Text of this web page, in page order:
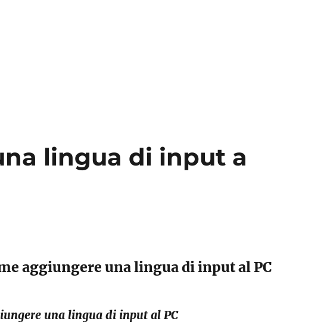
lingua di input a
aggiungere una lingua di input al PC
una lingua di input al PC